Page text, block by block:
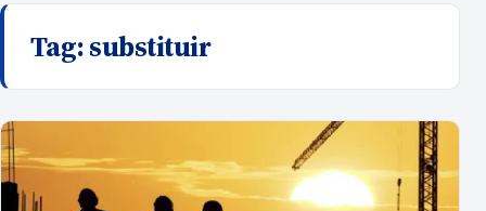
Tag:substituir